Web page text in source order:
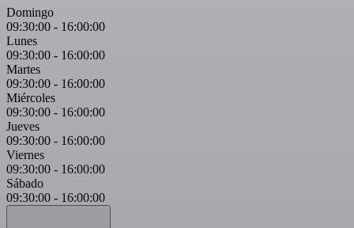
Domingo
09:30:00 - 16:00:00
Lunes
09:30:00 - 16:00:00
Martes
09:30:00 - 16:00:00
Miércoles
09:30:00 - 16:00:00
Jueves
09:30:00 - 16:00:00
Viernes
09:30:00 - 16:00:00
Sábado
09:30:00 - 16:00:00